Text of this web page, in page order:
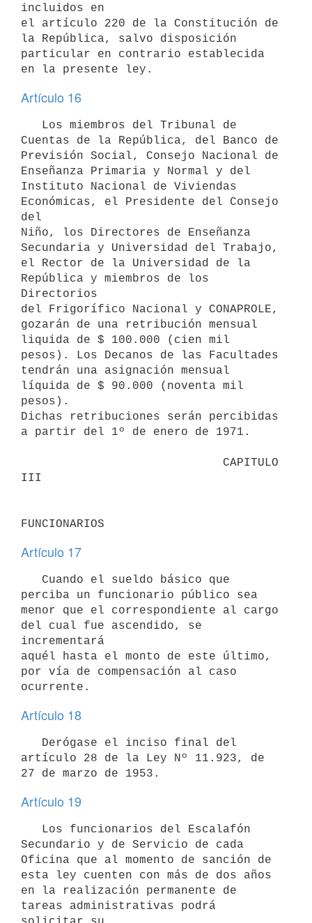
incluidos en
el artículo 220 de la Constitución de
la República, salvo disposición
particular en contrario establecida
en la presente ley.
Artículo 16
Cuentas de la República, del Banco de
Previsión Social, Consejo Nacional de
Enseñanza Primaria y Normal y del
Instituto Nacional de Viviendas
Económicas, el Presidente del Consejo
del
Niño, los Directores de Enseñanza
Secundaria y Universidad del Trabajo,
el Rector de la Universidad de la
República y miembros de los
Directorios
del Frigorífico Nacional y CONAPROLE,
gozarán de una retribución mensual
liquida de $ 100.000 (cien mil
pesos). Los Decanos de las Facultades
tendrán una asignación mensual
líquida de $ 90.000 (noventa mil
pesos).
Dichas retribuciones serán percibidas
a partir del 1º de enero de 1971.
III
Artículo 17
perciba un funcionario público sea
menor que el correspondiente al cargo
del cual fue ascendido, se
incrementará
aquél hasta el monto de este último,
por vía de compensación al caso
Artículo 18
artículo 28 de la Ley Nº 11.923, de
Artículo 19
Secundario y de Servicio de cada
Oficina que al momento de sanción de
esta ley cuenten con más de dos años
en la realización permanente de
tareas administrativas podrá